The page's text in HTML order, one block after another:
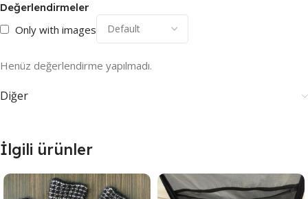
Değerlendirmeler
Only with images
Henüz değerlendirme yapılmadı.
Diğer
İlgili ürünler